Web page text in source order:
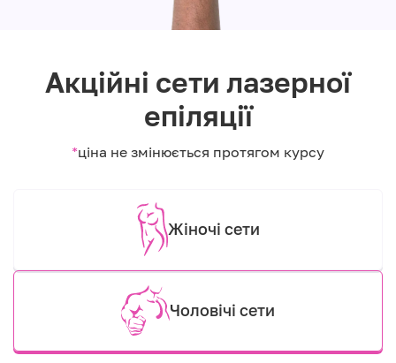
Акційні сети лазерної
епіляції
*ціна не змінюється протягом курсу
Жіночі сети
Чоловічі сети